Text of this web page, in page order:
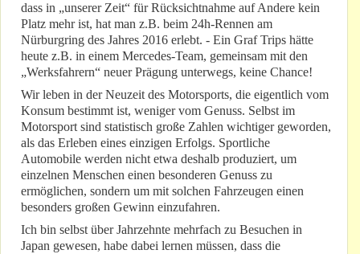
dass in „unserer Zeit“ für Rücksichtnahme auf Andere kein
Platz mehr ist, hat man z.B. beim 24h-Rennen am
Nürburgring des Jahres 2016 erlebt. - Ein Graf Trips hätte
heute z.B. in einem Mercedes-Team, gemeinsam mit den
„Werksfahrern“ neuer Prägung unterwegs, keine Chance!
Wir leben in der Neuzeit des Motorsports, die eigentlich vom
Konsum bestimmt ist, weniger vom Genuss. Selbst im
Motorsport sind statistisch große Zahlen wichtiger geworden,
als das Erleben eines einzigen Erfolgs. Sportliche
Automobile werden nicht etwa deshalb produziert, um
einzelnen Menschen einen besonderen Genuss zu
ermöglichen, sondern um mit solchen Fahrzeugen einen
besonders großen Gewinn einzufahren.
Ich bin selbst über Jahrzehnte mehrfach zu Besuchen in
Japan gewesen, habe dabei lernen müssen, dass die